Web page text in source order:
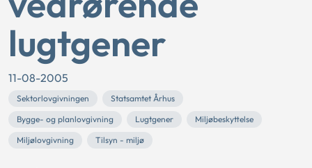
lugtgener
11-08-2005
Sektorlovgivningen
Statsamtet Århus
Bygge- og planlovgivning
Lugtgener
Miljøbeskyttelse
Miljølovgivning
Tilsyn - miljø